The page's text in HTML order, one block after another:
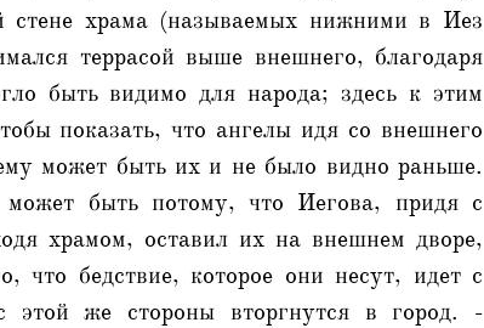
стене храма (называемых нижними в Иез
террасой выше внешнего, благодаря
быть видимо для народа; здесь к этим
показать, что ангелы идя со внешнего
может быть их и не было видно раньше.
может быть потому, что Иегова, придя с
храмом, оставил их на внешнем дворе,
что бедствие, которое они несут, идет с
же стороны вторгнутся в город. -